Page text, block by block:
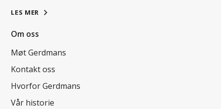
LES MER
Om oss
Møt Gerdmans
Kontakt oss
Hvorfor Gerdmans
Vår historie